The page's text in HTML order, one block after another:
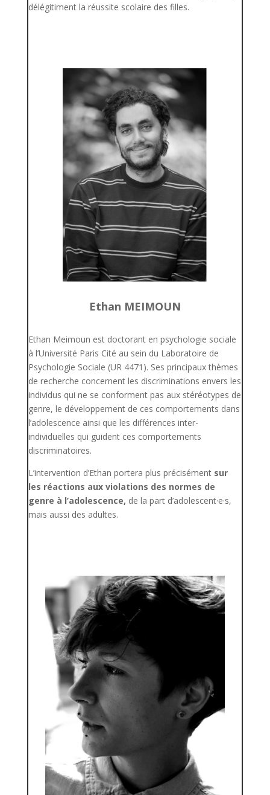
délégitiment la réussite scolaire des filles.
Ethan MEIMOUN
Ethan Meimoun est doctorant en psychologie sociale
à l’Université Paris Cité au sein du Laboratoire de
Psychologie Sociale (UR 4471). Ses principaux thèmes
de recherche concernent les discriminations envers les
individus qui ne se conforment pas aux stéréotypes de
genre, le développement de ces comportements dans
l’adolescence ainsi que les différences inter-
individuelles qui guident ces comportements
discriminatoires.
L’intervention d’Ethan portera plus précisément sur
les réactions aux violations des normes de
genre à l’adolescence, de la part d’adolescent·e·s,
mais aussi des adultes.